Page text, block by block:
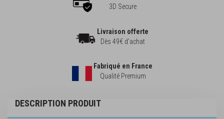
3D Secure
Livraison offerte
Dès 49€ d'achat
Fabriqué en France
Qualité Premium
DESCRIPTION PRODUIT